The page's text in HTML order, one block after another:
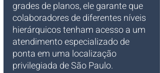
grades de planos, ele garante que
colaboradores de diferentes níveis
hierárquicos tenham acesso a um
atendimento especializado de
ponta em uma localização
privilegiada de São Paulo.